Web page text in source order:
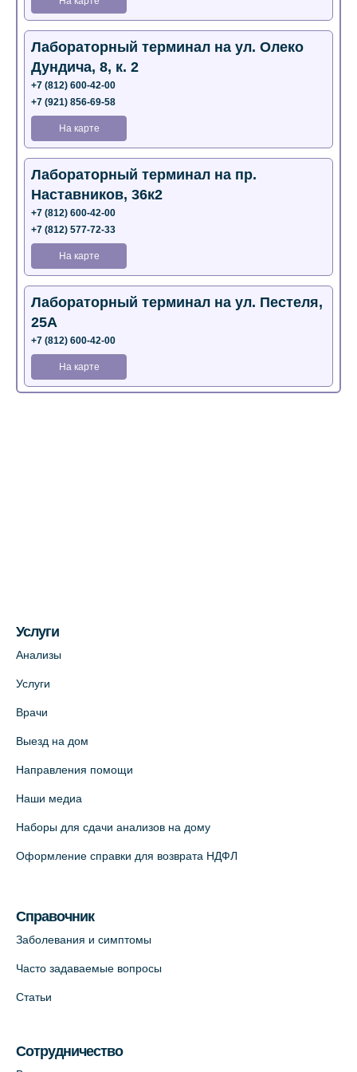
Лабораторный терминал на ул. Олеко
Дундича, 8, к. 2
+7 (812) 600-42-00
+7 (921) 856-69-58
На карте
Лабораторный терминал на пр.
Наставников, 36к2
+7 (812) 600-42-00
+7 (812) 577-72-33
На карте
Лабораторный терминал на ул. Пестеля,
25А
+7 (812) 600-42-00
На карте
Медицинский центр на пр. Просвещения,
12к2 (официальный партнер)
Медицинский центр "Доктор Семейный"
(официальный партнер),
+7 (812) 664-55-80
На карте
+7 (812) 660-73-69
На карте
На карте
Услуги
Анализы
Услуги
Врачи
Выезд на дом
Направления помощи
Наши медиа
Наборы для сдачи анализов на дому
Оформление справки для возврата НДФЛ
Справочник
Заболевания и симптомы
Часто задаваемые вопросы
Статьи
Сотрудничество